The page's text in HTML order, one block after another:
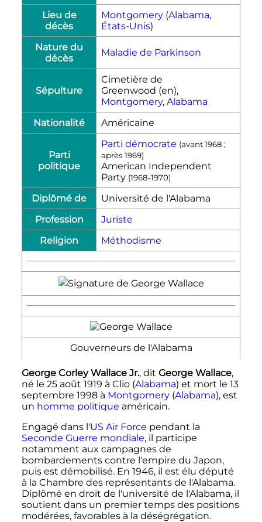
Lieu de
décès
Montgomery (Alabama,
États-Unis)
Nature du
décès
Maladie de Parkinson
Sépulture
Cimetière de
Greenwood (en),
Montgomery, Alabama
Nationalité
Américaine
Parti
politique
Parti démocrate (avant 1968 ;
après 1969)
American Independent
Party (1968-1970)
Diplômé de
Université de l'Alabama
Profession
Juriste
Religion
Méthodisme
Gouverneurs de l'Alabama
George Corley Wallace Jr., dit George Wallace,
né le 25 août 1919 à Clio (Alabama) et mort le 13
septembre 1998à Montgomery(Alabama), est
un homme politique américain.
Engagé dans l'US Air Force pendant la
Seconde Guerre mondiale, il participe
notamment aux campagnes de
bombardements contre l'empire du Japon,
puis est démobilisé. En 1946, il est élu député
à la Chambre des représentants de l'Alabama.
Diplômé en droit de l'université de l'Alabama, il
soutient dans un premier temps des positions
modérées, favorables à la déségrégation.